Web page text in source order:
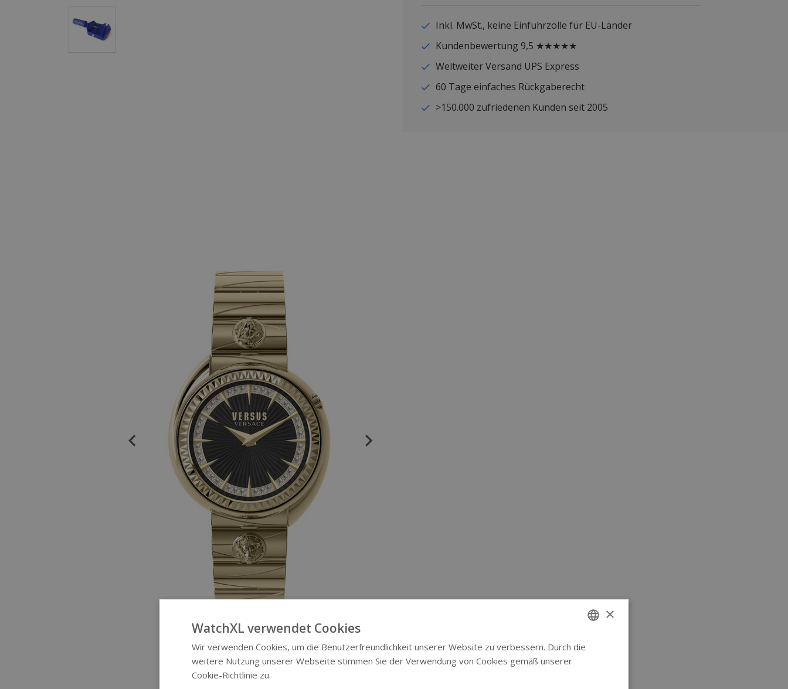
Inkl. MwSt., keine Einfuhrzölle für EU-Länder
Kundenbewertung 9,5 ★★★★★
Weltweiter Versand UPS Express
60 Tage einfaches Rückgaberecht
>150.000 zufriedenen Kunden seit 2005
ENGLISH
×
WatchXL verwendet Cookies
Wir verwenden Cookies, um die Benutzerfreundlichkeit unserer Website zu verbessern. Durch die
weitere Nutzung unserer Webseite stimmen Sie der Verwendung von Cookies gemäß unserer
Cookie-Richtlinie zu.